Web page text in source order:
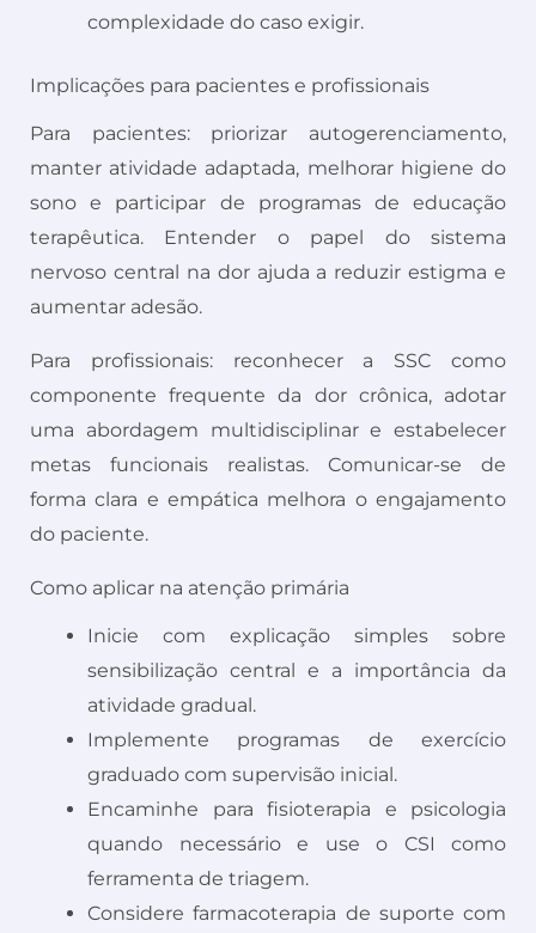
complexidade do caso exigir.
Implicações para pacientes e profissionais
Para pacientes: priorizar autogerenciamento,
manter atividade adaptada, melhorar higiene do
sono e participar de programas de educação
terapêutica. Entender o papel do sistema
nervoso central na dor ajuda a reduzir estigma e
aumentar adesão.
Para profissionais: reconhecer a SSC como
componente frequente da dor crônica, adotar
uma abordagem multidisciplinar e estabelecer
metas funcionais realistas. Comunicar-se de
forma clara e empática melhora o engajamento
do paciente.
Como aplicar na atenção primária
Inicie com explicação simples sobre
sensibilização central e a importância da
atividade gradual.
Implemente programas de exercício
graduado com supervisão inicial.
Encaminhe para fisioterapia e psicologia
quando necessário e use o CSI como
ferramenta de triagem.
Considere farmacoterapia de suporte com